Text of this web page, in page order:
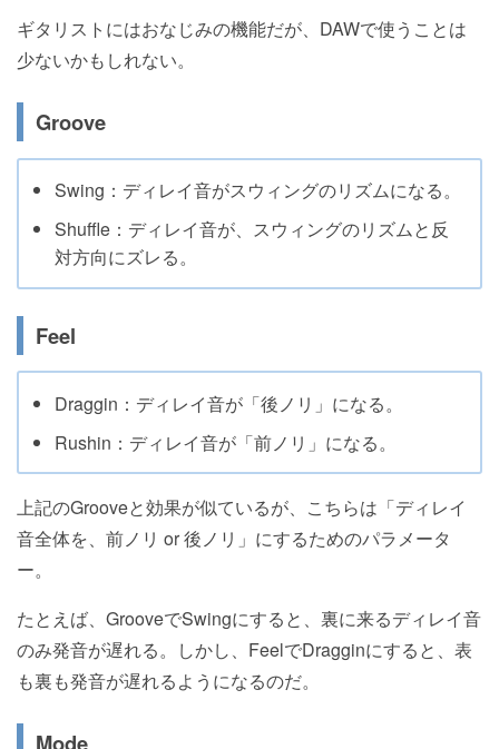
ギタリストにはおなじみの機能だが、DAWで使うことは
少ないかもしれない。
Groove
Swing：ディレイ音がスウィングのリズムになる。
Shuffle：ディレイ音が、スウィングのリズムと反
対方向にズレる。
Feel
Draggin：ディレイ音が「後ノリ」になる。
Rushin：ディレイ音が「前ノリ」になる。
上記のGrooveと効果が似ているが、こちらは「ディレイ
音全体を、前ノリ or 後ノリ」にするためのパラメータ
ー。
たとえば、GrooveでSwingにすると、裏に来るディレイ音
のみ発音が遅れる。しかし、FeelでDragginにすると、表
も裏も発音が遅れるようになるのだ。